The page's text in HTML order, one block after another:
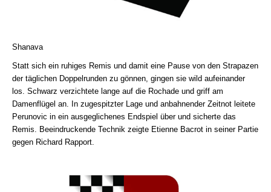
Shanava
Statt sich ein ruhiges Remis und damit eine Pause von den Strapazen
der täglichen Doppelrunden zu gönnen, gingen sie wild aufeinander
los. Schwarz verzichtete lange auf die Rochade und griff am
Damenflügel an. In zugespitzter Lage und anbahnender Zeitnot leitete
Perunovic in ein ausgeglichenes Endspiel über und sicherte das
Remis. Beeindruckende Technik zeigte Etienne Bacrot in seiner Partie
gegen Richard Rapport.